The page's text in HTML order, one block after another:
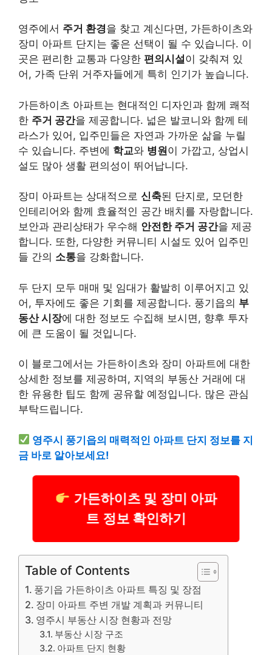
영주에서 주거 환경을 찾고 계신다면, 가든하이츠와
장미 아파트 단지는 좋은 선택이 될 수 있습니다. 이
곳은 편리한 교통과 다양한 편의시설이 갖춰져 있
어, 가족 단위 거주자들에게 특히 인기가 높습니다.
가든하이츠 아파트는 현대적인 디자인과 함께 쾌적
한 주거 공간을 제공합니다. 넓은 발코니와 함께 테
라스가 있어, 입주민들은 자연과 가까운 삶을 누릴
수 있습니다. 주변에 학교와 병원이 가깝고, 상업시
설도 많아 생활 편의성이 뛰어납니다.
장미 아파트는 상대적으로 신축된 단지로, 모던한
인테리어와 함께 효율적인 공간 배치를 자랑합니다.
보안과 관리상태가 우수해 안전한 주거 공간을 제공
합니다. 또한, 다양한 커뮤니티 시설도 있어 입주민
들 간의 소통을 강화합니다.
두 단지 모두 매매 및 임대가 활발히 이루어지고 있
어, 투자에도 좋은 기회를 제공합니다. 풍기읍의 부
동산 시장에 대한 정보도 수집해 보시면, 향후 투자
에 큰 도움이 될 것입니다.
이 블로그에서는 가든하이츠와 장미 아파트에 대한
상세한 정보를 제공하며, 지역의 부동산 거래에 대
한 유용한 팁도 함께 공유할 예정입니다. 많은 관심
부탁드립니다.
영주시 풍기읍의 매력적인 아파트 단지 정보를 지
금 바로 알아보세요!
가든하이츠 및 장미 아파
트 정보 확인하기
Table of Contents
풍기읍 가든하이츠 아파트 특징 및 장점
장미 아파트 주변 개발 계획과 커뮤니티
영주시 부동산 시장 현황과 전망
부동산 시장 구조
아파트 단지 현황